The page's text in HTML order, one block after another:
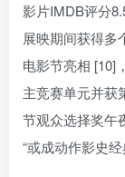
影片IMDB评分
展映期间获得多
电影节亮相 [10]
主竞赛单元并获
节观众选择奖午
“或成动作影史经